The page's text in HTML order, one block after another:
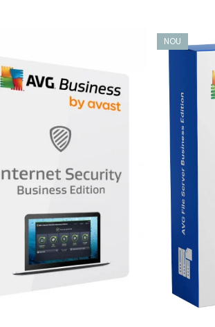
manipularea, ștergerea sau
comportamente suspecte care
module vă oferă liniștea că datele
ajută la blocarea încercărilor de acces
datele sensibile să părăsească
dvs. de afaceri împotriva manipulării și
lor.
online a angajaților
NOU